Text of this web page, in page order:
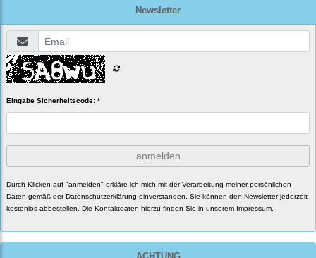
Newsletter
Eingabe Sicherheitscode: *
anmelden
Durch Klicken auf "anmelden" erkläre ich mich mit der Verarbeitung meiner persönlichen
Daten gemäß der Datenschutzerklärung einverstanden. Sie können den Newsletter jederzeit
kostenlos abbestellen. Die Kontaktdaten hierzu finden Sie in unserem Impressum.